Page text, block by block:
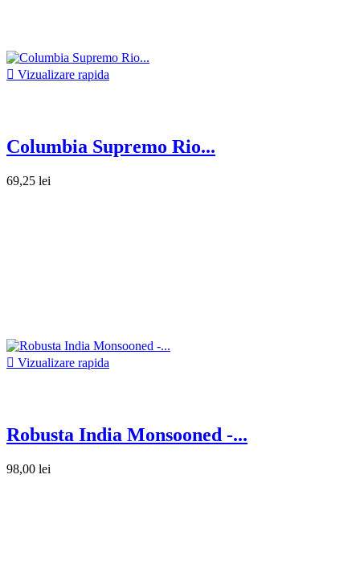
 Vizualizare rapida
Columbia Supremo Rio...
69,25 lei
 Vizualizare rapida
Robusta India Monsooned -...
98,00 lei